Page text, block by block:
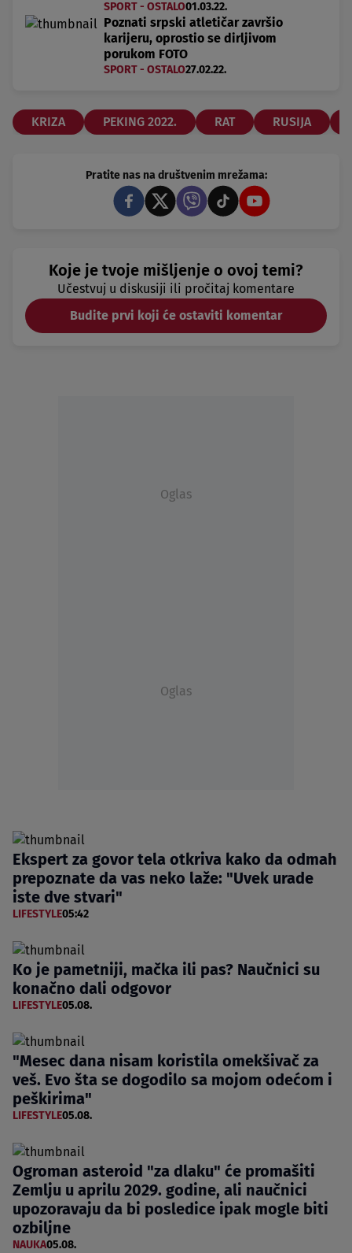
SPORT - OSTALO01.03.22.
Poznati srpski atletičar završio
karijeru, oprostio se dirljivom
porukom FOTO
SPORT - OSTALO27.02.22.
KRIZA PEKING 2022. RAT RUSIJA
Pratite nas na društvenim mrežama:
Koje je tvoje mišljenje o ovoj temi?
Učestvuj u diskusiji ili pročitaj komentare
Budite prvi koji će ostaviti komentar
Oglas
Oglas
Ekspert za govor tela otkriva kako da odmah
prepoznate da vas neko laže: "Uvek urade
iste dve stvari"
LIFESTYLE05:42
Ko je pametniji, mačka ili pas? Naučnici su
konačno dali odgovor
LIFESTYLE05.08.
"Mesec dana nisam koristila omekšivač za
veš. Evo šta se dogodilo sa mojom odećom i
peškirima"
LIFESTYLE05.08.
Ogroman asteroid "za dlaku" će promašiti
Zemlju u aprilu 2029. godine, ali naučnici
upozoravaju da bi posledice ipak mogle biti
ozbiljne
NAUKA05.08.